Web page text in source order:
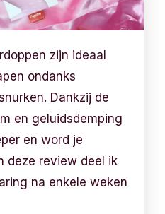
zijn ideaal
ondanks
Dankzij de
en geluidsdemping
en word je
deze review deel ik
na enkele weken